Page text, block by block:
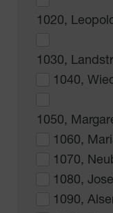
1020,
1030,
1040,
1050,
1060,
1070,
1080,
1090,